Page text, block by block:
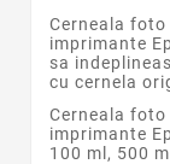
Cerneala
imprimante
sa
cu cernela
Cerneala foto
imprimante
100 ml, 500